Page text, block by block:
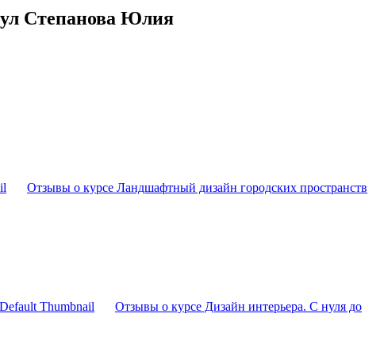
Степанова Юлия
Отзывы о курсе Ландшафтный дизайн городских пространств
Отзывы о курсе Дизайн интерьера. С нуля до